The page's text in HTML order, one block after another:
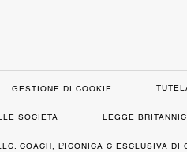
GESTIONE DI COOKIE
SOCIETÀ LEGGE
COACH, L’ICONICA C ESCLUSIVA DI